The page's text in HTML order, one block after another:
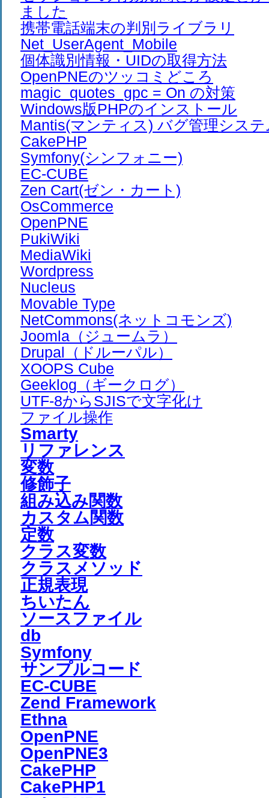
ました
携帯電話端末の判別ライブラリ
Net_UserAgent_Mobile
個体識別情報・UIDの取得方法
OpenPNEのツッコミどころ
magic_quotes_gpc = On の対策
Windows版PHPのインストール
Mantis(マンティス) バグ管理システ
CakePHP
Symfony(シンフォニー)
EC-CUBE
Zen Cart(ゼン・カート)
OsCommerce
OpenPNE
PukiWiki
MediaWiki
Wordpress
Nucleus
Movable Type
NetCommons(ネットコモンズ)
Joomla（ジュームラ）
Drupal（ドルーパル）
XOOPS Cube
Geeklog（ギークログ）
UTF-8からSJISで文字化け
ファイル操作
Smarty
リファレンス
変数
修飾子
組み込み関数
カスタム関数
定数
クラス変数
クラスメソッド
正規表現
ちいたん
ソースファイル
db
Symfony
サンプルコード
EC-CUBE
Zend Framework
Ethna
OpenPNE
OpenPNE3
CakePHP
CakePHP1